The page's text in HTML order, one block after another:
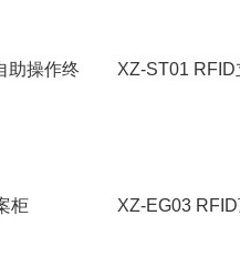
助操作终
XZ-ST01
柜 XZ-EG03